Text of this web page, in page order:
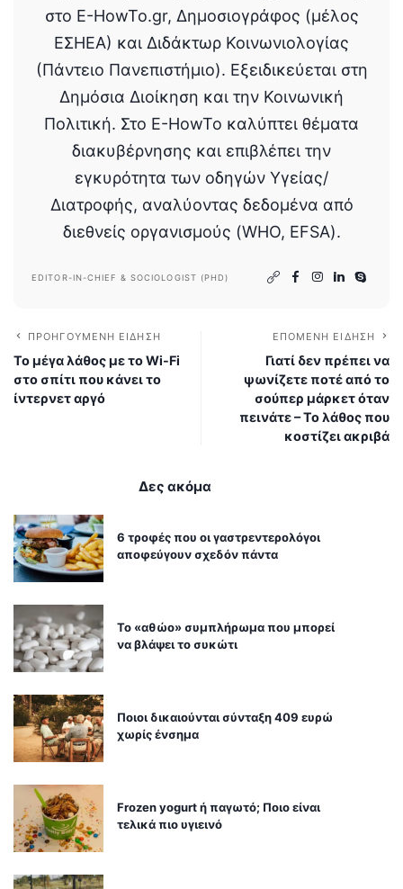
στο E-HowTo.gr, Δημοσιογράφος (μέλος
ΕΣΗΕΑ) και Διδάκτωρ Κοινωνιολογίας
(Πάντειο Πανεπιστήμιο). Εξειδικεύεται στη
Δημόσια Διοίκηση και την Κοινωνική
Πολιτική. Στο E-HowTo καλύπτει θέματα
διακυβέρνησης και επιβλέπει την
εγκυρότητα των οδηγών Υγείας/
Διατροφής, αναλύοντας δεδομένα από
διεθνείς οργανισμούς (WHO, EFSA).
EDITOR-IN-CHIEF & SOCIOLOGIST (PHD)
ΠΡΟΗΓΟΎΜΕΝΗ ΕΊΔΗΣΗ
Το μέγα λάθος με το Wi-Fi
στο σπίτι που κάνει το
ίντερνετ αργό
ΕΠΌΜΕΝΗ ΕΊΔΗΣΗ
Γιατί δεν πρέπει να
ψωνίζετε ποτέ από το
σούπερ μάρκετ όταν
πεινάτε – Το λάθος που
κοστίζει ακριβά
Δες ακόμα
6 τροφές που οι γαστρεντερολόγοι
αποφεύγουν σχεδόν πάντα
Το «αθώο» συμπλήρωμα που μπορεί
να βλάψει το συκώτι
Ποιοι δικαιούνται σύνταξη 409 ευρώ
χωρίς ένσημα
Frozen yogurt ή παγωτό; Ποιο είναι
τελικά πιο υγιεινό